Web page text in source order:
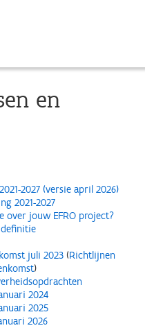
en
2027 (versie april 2026)
2021-2027
over jouw EFRO project?
definitie
juli 2023 (Richtlijnen
)
2024
2025
2026